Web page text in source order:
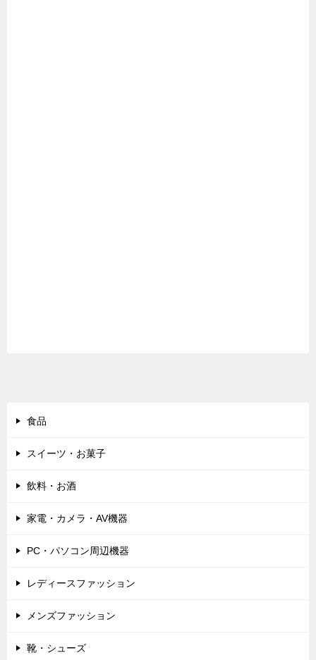
食品
スイーツ・お菓子
飲料・お酒
家電・カメラ・AV機器
PC・パソコン周辺機器
レディースファッション
メンズファッション
靴・シューズ